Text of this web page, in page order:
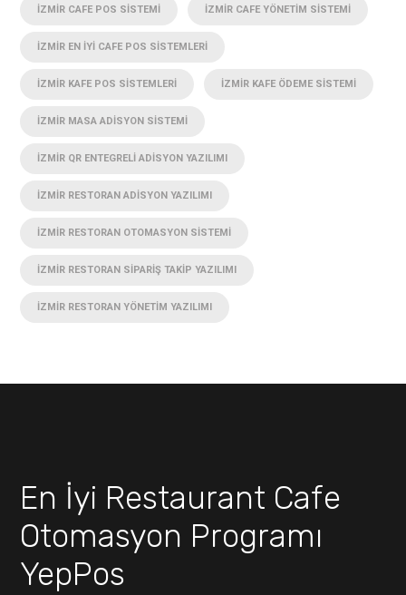
İZMIR CAFE POS SISTEMI İZMIR CAFE YÖNETIM SISTEMI
İZMIR EN IYI CAFE POS SISTEMLERI
İZMIR KAFE POS SISTEMLERI İZMIR KAFE ÖDEME SISTEMI
İZMIR MASA ADISYON SISTEMI
İZMIR QR ENTEGRELI ADISYON YAZILIMI
İZMIR RESTORAN ADISYON YAZILIMI
İZMIR RESTORAN OTOMASYON SISTEMI
İZMIR RESTORAN SIPARIŞ TAKIP YAZILIMI
İZMIR RESTORAN YÖNETIM YAZILIMI
En İyi Restaurant Cafe
Otomasyon Programı
YepPos